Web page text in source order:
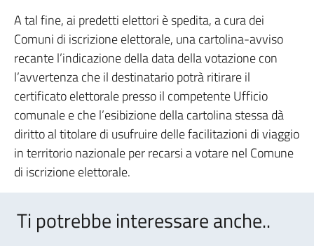
A tal fine, ai predetti elettori è spedita, a cura dei
Comuni di iscrizione elettorale, una cartolina-avviso
recante l’indicazione della data della votazione con
l’avvertenza che il destinatario potrà ritirare il
certificato elettorale presso il competente Ufficio
comunale e che l’esibizione della cartolina stessa dà
diritto al titolare di usufruire delle facilitazioni di viaggio
in territorio nazionale per recarsi a votare nel Comune
di iscrizione elettorale.
Ti potrebbe interessare anche..